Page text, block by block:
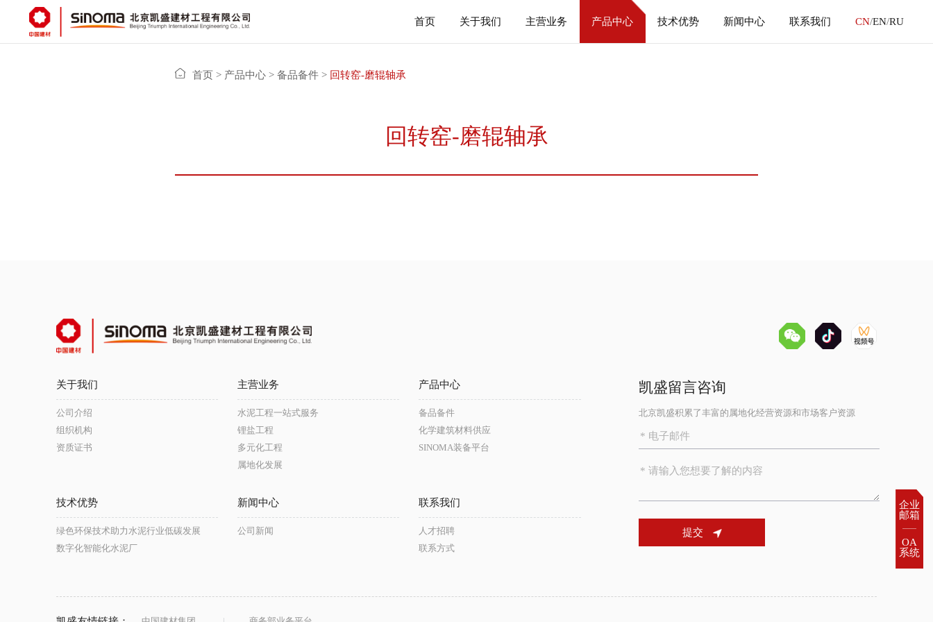
CN/EN/RU
首页 关于我们 主营业务 产品中心 技术优势 新闻中心 联系我们
企业
邮箱
OA
系统
首页 > 产品中心 >备品备件 > 回转窑-磨辊轴承
回转窑-磨辊轴承
关于我们
公司介绍
组织机构
资质证书
主营业务
水泥工程一站式服务
锂盐工程
多元化工程
属地化发展
产品中心
备品备件
化学建筑材料供应
SINOMA装备平台
技术优势
绿色环保技术助力水泥行业低碳发展
数字化智能化水泥厂
新闻中心
公司新闻
联系我们
人才招聘
联系方式
凯盛留言咨询
北京凯盛积累了丰富的属地化经营资源和市场客户资源
提交